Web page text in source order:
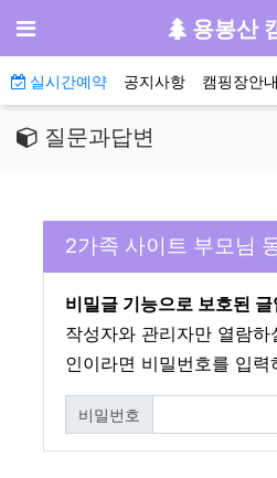
메뉴 용봉산
메인 메뉴
실시간예약 공지사항 캠핑장안내
질문과답변
2가족 사이트 부모님
비밀글 기능으로 보호된
작성자와 관리자만 열람
인이라면 비밀번호를 입력
비밀번호
필수